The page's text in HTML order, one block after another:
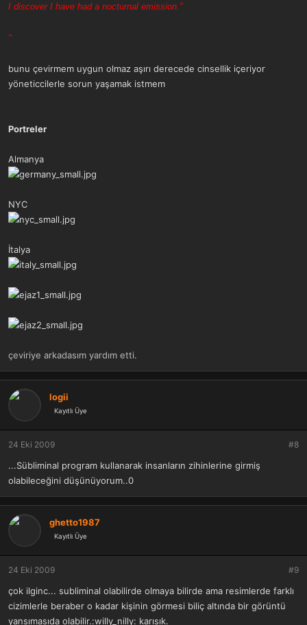
I discover I have had a nocturnal emission."
"
bunu çevirmem uygun olmaz aşırı derecede cinsellik içeriyor
yöneticcilerle sorun yaşamak istmem​
Portreler
Almanya
NYC
İtalya
çeviriye arkadasım yardım etti.
logii
Kayıtlı Üye
24 Eki 2009 #8
...Sübliminal program kullanarak insanların zihinlerine girmiş
olabileceğini düşünüyorum..0
ghetto1987
Kayıtlı Üye
24 Eki 2009 #9
çok ilginc... subliminal olabilirde olmaya bilirde ama resimlerde farklı
cizimlerle beraber o kadar kişinin görmesi biliç altında bir görüntü
yansımasıda olabilir.:willy_nilly: karısık.